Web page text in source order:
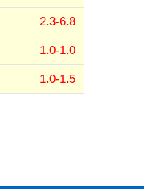
2.3-6.8
1.0-1.0
1.0-1.5